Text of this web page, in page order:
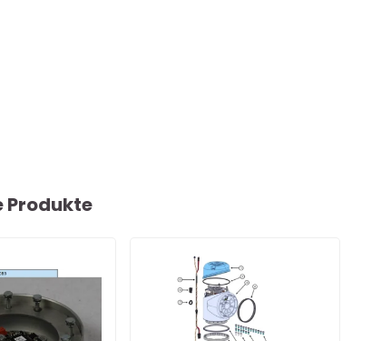
Produkte